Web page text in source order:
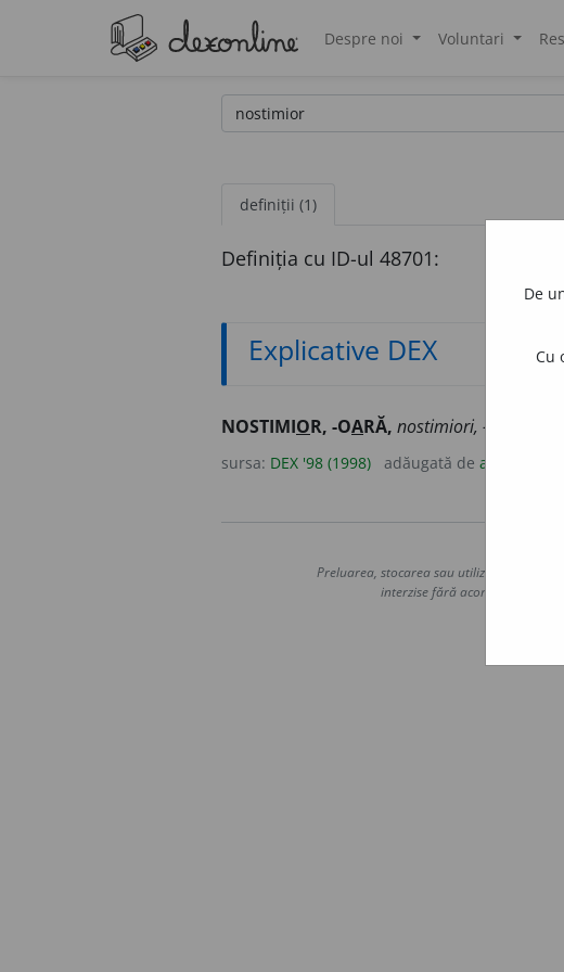
Despre noi Voluntari
definiții (1)
Definiția cu ID-ul 48701:
Explicative DEX
NOSTIMIOR, -OARĂ, nostimiori, -oare,
sursa: DEX '98 (1998) adăugată de ana_zecheru
Preluarea, stocarea sau utilizarea datelor
interzise fără acordul nostru
De
Cu